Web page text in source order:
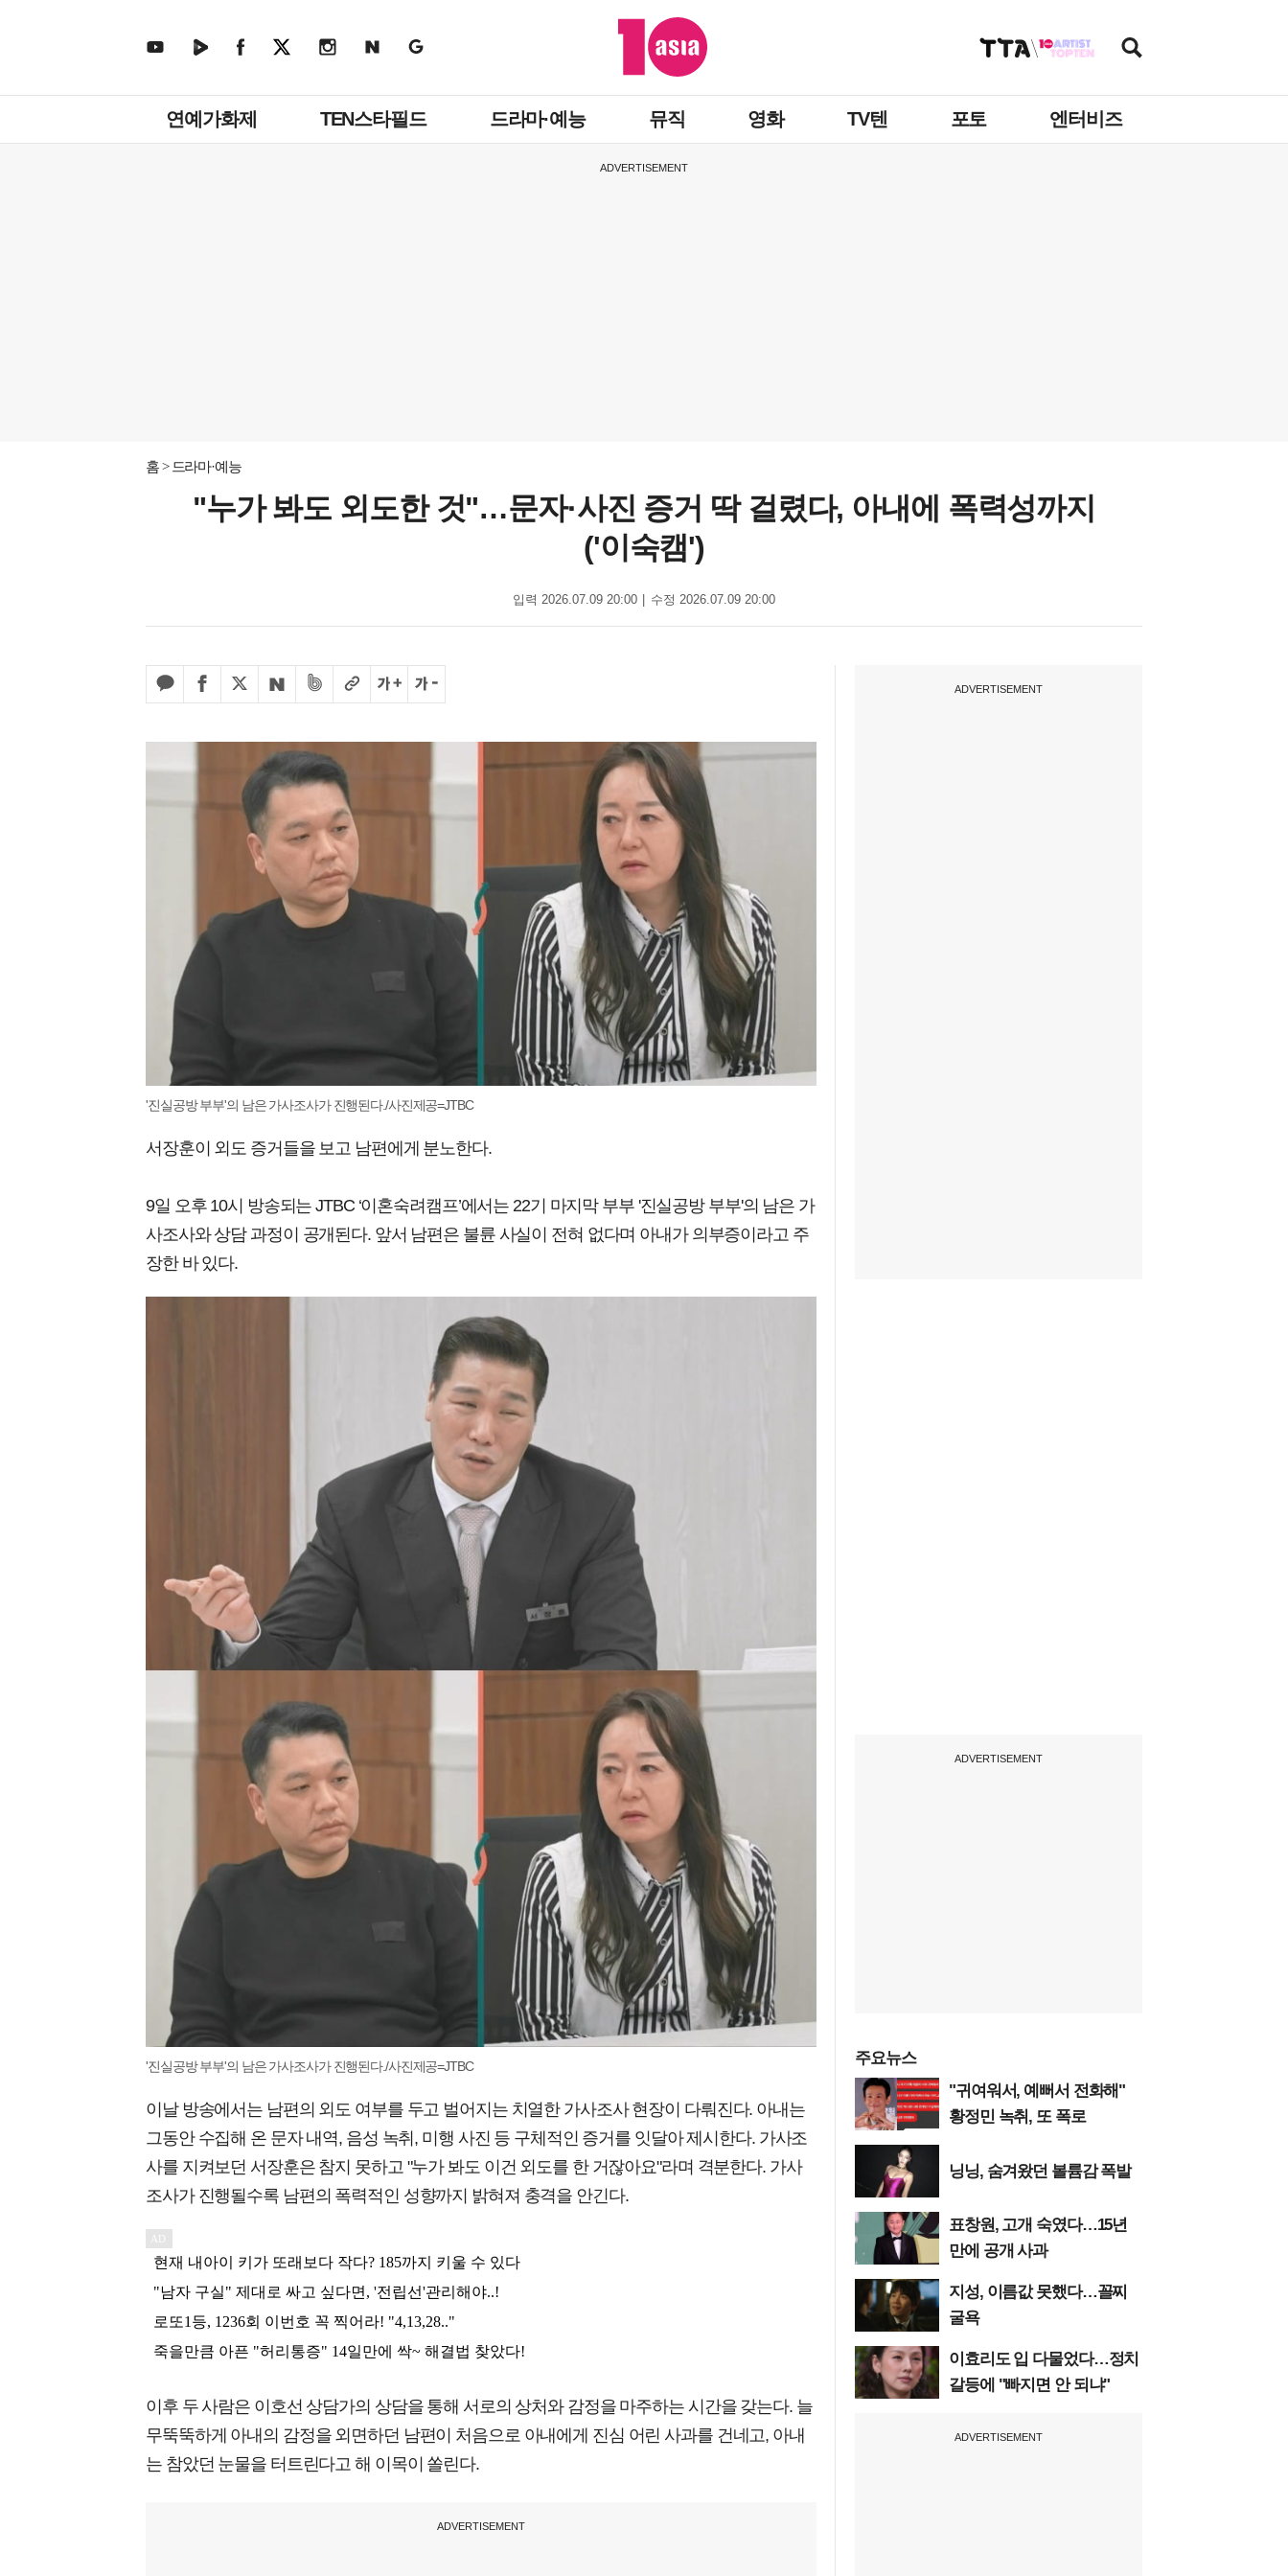
뉴
연예가화제 TEN스타필드 드라마·예능 뮤직 영화 TV텐 포토 엔터비즈
ADVERTISEMENT
홈 드라마·예능
"누가 봐도 외도한 것"…문자·사진 증거 딱 걸렸다, 아내에 폭력성까지
('이숙캠')
입력 2026.07.09 20:00 수정 2026.07.09 20:00
'진실공방 부부'의 남은 가사조사가 진행된다./사진제공=JTBC
서장훈이 외도 증거들을 보고 남편에게 분노한다.
9일 오후 10시 방송되는 JTBC ‘이혼숙려캠프’에서는 22기 마지막 부부 '진실공방 부부'의 남은 가
사조사와 상담 과정이 공개된다. 앞서 남편은 불륜 사실이 전혀 없다며 아내가 의부증이라고 주
장한 바 있다.
'진실공방 부부'의 남은 가사조사가 진행된다./사진제공=JTBC
이날 방송에서는 남편의 외도 여부를 두고 벌어지는 치열한 가사조사 현장이 다뤄진다. 아내는
그동안 수집해 온 문자 내역, 음성 녹취, 미행 사진 등 구체적인 증거를 잇달아 제시한다. 가사조
사를 지켜보던 서장훈은 참지 못하고 "누가 봐도 이건 외도를 한 거잖아요"라며 격분한다. 가사
조사가 진행될수록 남편의 폭력적인 성향까지 밝혀져 충격을 안긴다.
이후 두 사람은 이호선 상담가의 상담을 통해 서로의 상처와 감정을 마주하는 시간을 갖는다. 늘
무뚝뚝하게 아내의 감정을 외면하던 남편이 처음으로 아내에게 진심 어린 사과를 건네고, 아내
는 참았던 눈물을 터트린다고 해 이목이 쏠린다.
ADVERTISEMENT
ADVERTISEMENT
ADVERTISEMENT
주요뉴스
"귀여워서, 예뻐서 전화해"
황정민 녹취, 또 폭로
닝닝, 숨겨왔던 볼륨감 폭발
표창원, 고개 숙였다…15년
만에 공개 사과
지성, 이름값 못했다…꼴찌
굴욕
이효리도 입 다물었다…정치
갈등에 "빠지면 안 되냐"
ADVERTISEMENT